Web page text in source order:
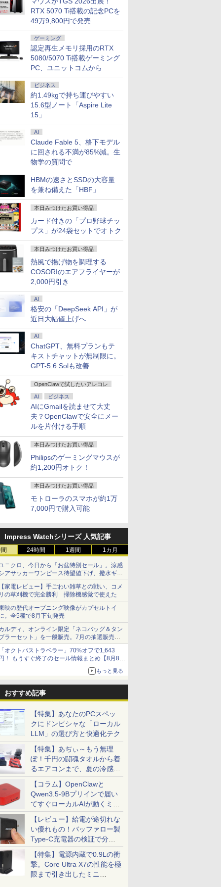
RTX 5070 Ti搭載の記念PCを
49万9,800円で発売
ゲーミング
認定再生メモリ採用のRTX
5080/5070 Ti搭載ゲーミング
PC、ユニットコムから
ビジネス
約1.49kgで持ち運びやすい
15.6型ノート「Aspire Lite
15」
AI
Claude Fable 5、格下モデル
に回される不満が85%減。生
物学の質問で
HBMの速さとSSDの大容量
を兼ね備えた「HBF」
本日みつけたお買い得品
カード付きの「プロ野球チッ
プス」が24袋セットでオトク
本日みつけたお買い得品
熱風で揚げ物を調理する
COSORIのエアフライヤーが
2,000円引き
AI
格安の「DeepSeek API」が
近日大幅値上げへ
AI
ChatGPT、無料プランもテ
キストチャットが無制限に。
GPT-5.6 Solも改善
OpenClawで試したいアレコレ
AI ビジネス
AIにGmailを読ませて大丈
夫？OpenClawで安全にメー
ルを片付ける手順
本日みつけたお買い得品
Philipsのゲーミングマウスが
約1,200円オトク！
本日みつけたお買い得品
モトローラのスマホが約1万
7,000円で購入可能
Impress Watchシリーズ 人気記事
24時間 1週間 1カ月
ニクロ、今日から「お盆特別セール」。涼感
アサッカーワンピース待望値下げ、撥水ギア
ョーツは1990円に
家電レビュー】手ごわい雑草との戦い、コメ
の草刈機で完全勝利 掃除機感覚で使えた
映の歴代オープニング映像がカプセルトイ
。全5種で8月下旬発売
ルディ、オンライン限定「ネコバッグ＆タン
ラーセット」を一般販売。7月の抽選販売の
選無効分
オクトパストラベラー」70%オフで1,643
！ もうすぐ終了のセール情報まとめ【8月8日
ンテンドーeショップでは「大神 絶景版」が
もっと見る
おすすめ記事
【特集】あなたのPCスペッ
クにドンピシャな「ローカル
LLM」の選び方と快適化テク
【特集】あぢぃ～もう無理
ぽ！千円の闘魂タオルから着
るエアコンまで、夏の冷感グ
ッズ一挙紹介
【コラム】OpenClawと
Qwen3.5-9Bプリインで届い
てすぐローカルAIが動くミニ
PC「SER9 Pro」
【レビュー】給電が途切れな
い優れもの！バッファロー製
Type-C充電器の検証で分か
ったこと
【特集】電源内蔵で0.9Lの衝
撃。Core Ultra X7の性能を極
限まで引き出したミニ
チワイド液晶 フルHD
6500Y メモリ8GB
USB3.0 HDMI
無線LAN
規格 日本語配列キーボ
win11【NC14J】
本日超得 P5倍｜MS Office 2024 H&B
Dragonfly 2in1｜Core i5 第8世代
8265U メモリ 8GB SSD 256GB 13.3型
FHD 1,920×1,080 タッチパネル WEB
1 タブレットPC
￥49,800
料無料 中古パソコン
64bit 搭載 DELL
ズ（7010等） Core i7
メモリ
DVD-ROM/激安セール
2
＼11日まで限定価格／ゲーミングPC
セット 新品 RTX5060 Ryzen7 5700X
メモリ16GB SSD500GB Windows11
IPS 100Hz 1年保証 高性能 配信 動画編
集 eスポーツ 初心者 一式 ゲーミング
パソコン デスクトップパソコン
￥181,070
チワイド液晶
で品番は店
枠部分はなる
びます！
付属】【30
2
＼本日限定500円値下げ／＼
楽天1位！2026年最新の超軽
量超薄型／モバイルモニター
144Hz タッチパネル バッテ
リー内蔵 無線接続 12モデル
選択 非光沢 IPSパネル Type-
C HDMI 軽量 薄型 リモート
ワーク ディスプレイ 持ち運
び ポータブルモニター
￥12,480
3
＼セール中6000円OFF／ グ
リーンハウス ゲーミングモ
ニター ディスプレイ ホワイ
ー 液晶 VESA 壁掛け 144hz
のため
T.
みんなの日本語 初級2
第3版 本冊 [ スリーエ
ーネットワーク 編 ]
￥2,750
8
杖と剣のウィストリア
（16） 【電子書籍】[
大森藤ノ ]
￥594